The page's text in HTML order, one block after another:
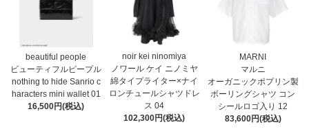
beautiful people
ビューティフルピープル
nothing to hide Sanrio c
haracters mini wallet⁠ 01
16,500円(税込)
noir kei ninomiya
ノワール ケイ ニノミヤ
綿タイプライター×ナイ
ロンチュールシャツドレ
ス 04
102,300円(税込)
MARNI
マルニ
オーガニックポプリン製
ボーリングシャツ コン
シールロゴ入り 12
83,600円(税込)